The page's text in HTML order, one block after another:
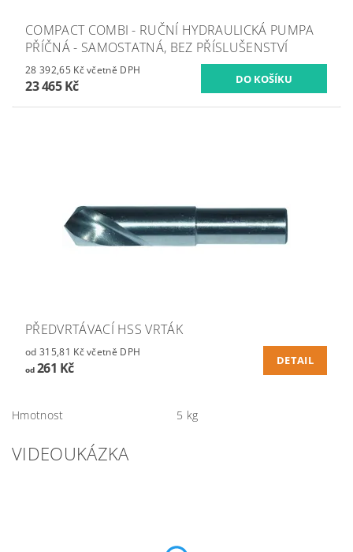
COMPACT COMBI - RUČNÍ HYDRAULICKÁ PUMPA
PŘÍČNÁ - SAMOSTATNÁ, BEZ PŘÍSLUŠENSTVÍ
28 392,65 Kč včetně DPH
23 465 Kč
PŘEDVRTÁVACÍ HSS VRTÁK
od 315,81 Kč včetně DPH
od261 Kč DETAIL
Hmotnost 5 kg
VIDEOUKÁZKA